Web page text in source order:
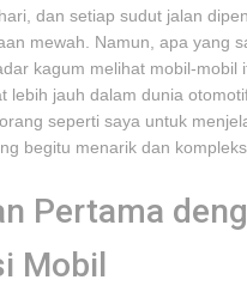
dan setiap sudut jalan
mewah. Namun, apa yang
kagum melihat mobil-mobil
lebih jauh dalam dunia
seperti saya untuk
begitu menarik dan
Pertama
Mobil